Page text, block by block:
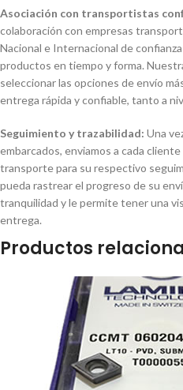
Asociación con transportistas
colaboración con empresas
Nacional e Internacional de
productos en tiempo y forma.
seleccionar las opciones de envío
entrega rápida y confiable, tanto a
Seguimiento y trazabilidad: Una
embarcados, enviamos a cada
transporte para su respectivo
pueda rastrear el progreso de su
tranquilidad y le permite tener una
entrega.
Productos